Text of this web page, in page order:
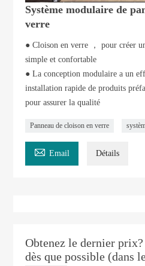
Système modulaire de
verre
● Cloison en verre ， pour créer
simple et confortable
● La conception modulaire a un
installation rapide de produits
pour assurer la qualité
Panneau de cloison en verre
 Email Détails
Obtenez le dernier
dès que possible (dans